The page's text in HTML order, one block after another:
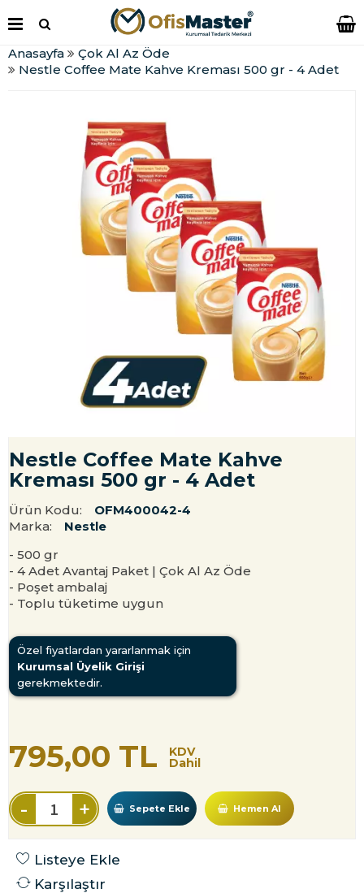
Anasayfa
Çok Al Az Öde
Nestle Coffee Mate Kahve Kreması 500 gr - 4 Adet
Nestle Coffee Mate Kahve
Kreması 500 gr - 4 Adet
Ürün Kodu:
OFM400042-4
Marka:
Nestle
- 500 gr
- 4 Adet Avantaj Paket | Çok Al Az Öde
- Poşet ambalaj
- Toplu tüketime uygun
Özel fiyatlardan yararlanmak için
Kurumsal Üyelik Girişi
gerekmektedir.
795,00 TL KDV
Dahil
- + Sepete Ekle Hemen Al
Listeye Ekle
Karşılaştır